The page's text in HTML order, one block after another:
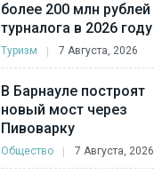
более 200 млн рублей
турналога в 2026 году
Туризм 7 Августа, 2026
В Барнауле построят
новый мост через
Пивоварку
Общество 7 Августа, 2026